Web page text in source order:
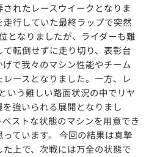
されたレースウイークとなりま
行していた最終ラップで突然
となりましたが、ライダーも難
転倒せずに走り切り、表彰台
で我々のマシン性能やチーム
ースとなりました。一方、レ
いう難しい路面状況の中でリヤ
強いられる展開となりまし
ストな状態のマシンを用意でき
ています。 今回の結果は真摯
上で、次戦には万全の状態で